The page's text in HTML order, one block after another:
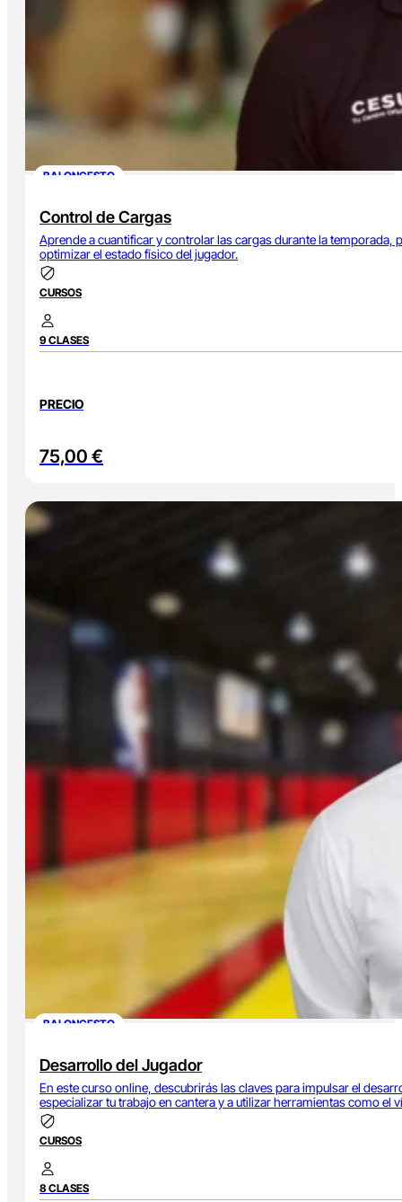
BALONCESTO
Control de Cargas
Aprende a cuantificar y controlar las cargas durante la
optimizar el estado físico del jugador.
CURSOS
9 CLASES
PRECIO
75,00 €
BALONCESTO
Desarrollo del Jugador
En este curso online, descubrirás las claves para impulsar el
especializar tu trabajo en cantera y a utilizar herramientas como el
CURSOS
8 CLASES